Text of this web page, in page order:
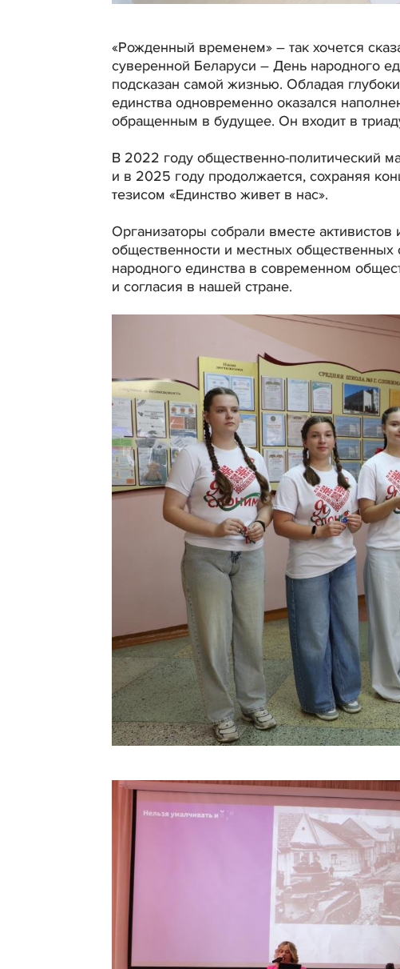
«Рожденный временем» – так хочется
суверенной Беларуси – День народного
подсказан самой жизнью. Обладая
единства одновременно оказался
обращенным в будущее. Он входит в
В 2022 году общественно-политический
и в 2025 году продолжается, сохраняя
тезисом «Единство живет в нас».
Организаторы собрали вместе
общественности и местных общественных
народного единства в современном
и согласия в нашей стране.